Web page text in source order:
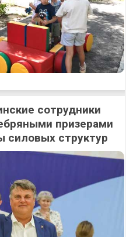
сотрудники
призерами
силовых структур